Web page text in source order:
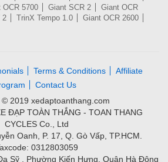
OCR 5700 Giant SCR 2
Giant OCR
2 TrinX Tempo 1.0
Giant OCR 2600
Terms & Conditions
Affiliate
Contact Us
2019 xedaptoanthang.com
ĐẠP TOÀN THẮNG - TOAN THANG
CYCLES Co., Ltd
Oanh, P. 17, Q. Gò Vấp, TP.HCM.
0312803059
Sỹ , Phường Kiến Hưng, Quận Hà Đông